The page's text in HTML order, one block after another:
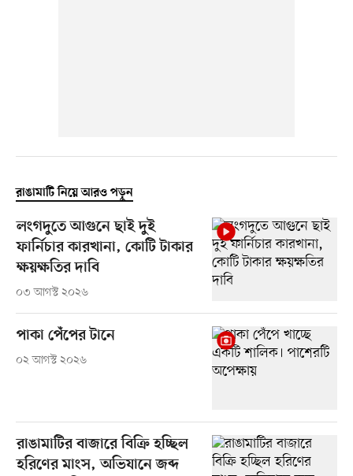
রাঙামাটি নিয়ে আরও পড়ুন
লংগদুতে আগুনে ছাই দুই
ফার্নিচার কারখানা, কোটি টাকার
ক্ষয়ক্ষতির দাবি
০৩ আগস্ট ২০২৬
পাকা পেঁপের টানে
০২ আগস্ট ২০২৬
রাঙামাটির বাজারে বিক্রি হচ্ছিল
হরিণের মাংস, অভিযানে জব্দ